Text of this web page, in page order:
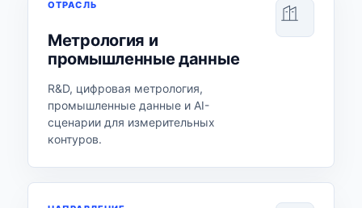
ОТРАСЛЬ
Метрология и
промышленные данные
R&D, цифровая метрология,
промышленные данные и AI-
сценарии для измерительных
контуров.